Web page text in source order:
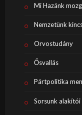
Mi Hazánk
Nemzetünk
Orvostudány
Ősvallás
Pártpolitika
Sorsunk alakítói